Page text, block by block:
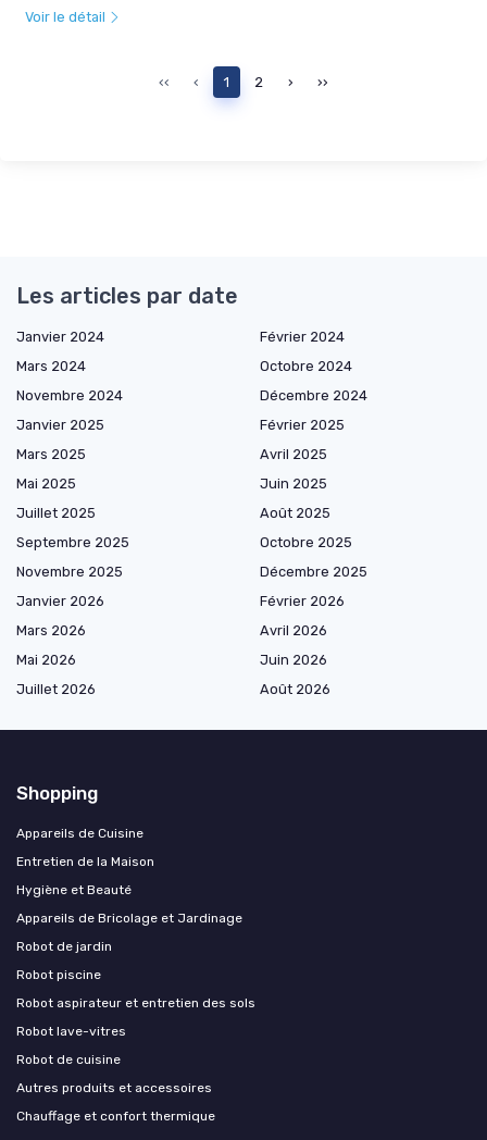
Voir le détail
‹‹ ‹ 1 2 › ››
Les articles par date
Janvier 2024
Février 2024
Mars 2024
Octobre 2024
Novembre 2024
Décembre 2024
Janvier 2025
Février 2025
Mars 2025
Avril 2025
Mai 2025
Juin 2025
Juillet 2025
Août 2025
Septembre 2025
Octobre 2025
Novembre 2025
Décembre 2025
Janvier 2026
Février 2026
Mars 2026
Avril 2026
Mai 2026
Juin 2026
Juillet 2026
Août 2026
Shopping
Appareils de Cuisine
Entretien de la Maison
Hygiène et Beauté
Appareils de Bricolage et Jardinage
Robot de jardin
Robot piscine
Robot aspirateur et entretien des sols
Robot lave-vitres
Robot de cuisine
Autres produits et accessoires
Chauffage et confort thermique